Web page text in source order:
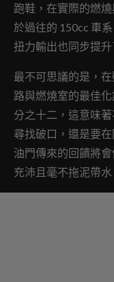
跑鞋，在實際的燃
於過往的 150cc 車
扭力輸出也同步提升
最不可思議的是，
路與燃燒室的最佳
分之十二，這意味
尋找破口，還是要
油門傳來的回饋將
充沛且毫不拖泥帶水